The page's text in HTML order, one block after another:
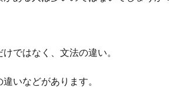
ではなく、 文法の違い。
いなどがあります。